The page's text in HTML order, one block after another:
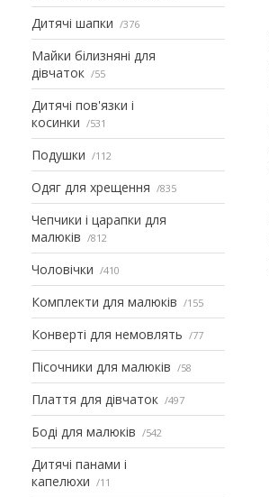
Дитячі шапки 376
Майки білизняні для
дівчаток
55
Дитячі пов'язки і
косинки
531
Подушки 112
Одяг для хрещення 835
Чепчики і царапки для
малюків
812
Чоловічки 410
Комплекти для малюків 155
Конверті для немовлять 77
Пісочники для малюків 58
Плаття для дівчаток 497
Боді для малюків 542
Дитячі панами і
капелюхи
11